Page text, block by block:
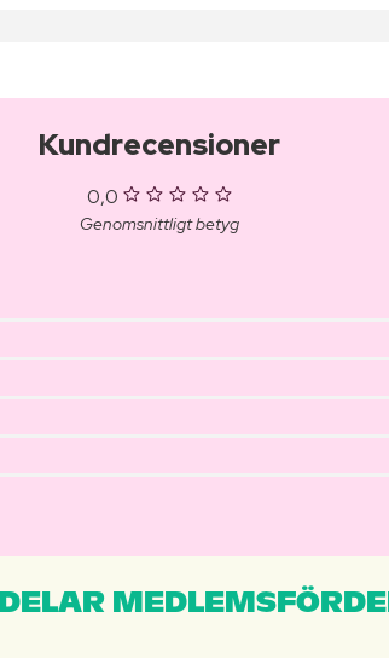
Kundrecensioner
0,0
Genomsnittligt betyg